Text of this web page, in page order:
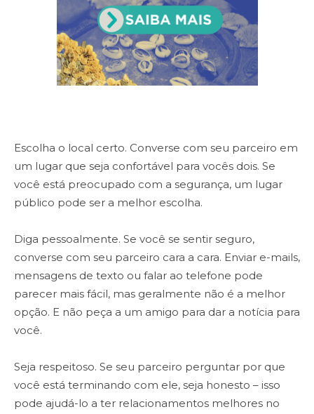
Escolha o local certo. Converse com seu parceiro em
um lugar que seja confortável para vocês dois. Se
você está preocupado com a segurança, um lugar
público pode ser a melhor escolha.
Diga pessoalmente. Se você se sentir seguro,
converse com seu parceiro cara a cara. Enviar e-mails,
mensagens de texto ou falar ao telefone pode
parecer mais fácil, mas geralmente não é a melhor
opção. E não peça a um amigo para dar a notícia para
você.
Seja respeitoso. Se seu parceiro perguntar por que
você está terminando com ele, seja honesto – isso
pode ajudá-lo a ter relacionamentos melhores no